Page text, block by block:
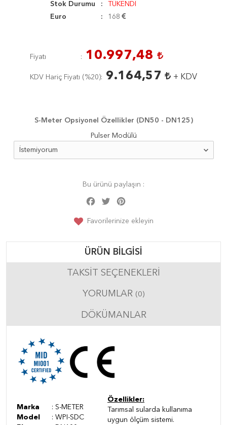
Stok Durumu
TÜKENDİ
Euro
168
Fiyatı 10.997,48
KDV Hariç Fiyatı ( %20 ) 9.164,57 + KDV
S-Meter Opsiyonel Özellikler (DN50 - DN125)
Pulser Modülü
Bu ürünü paylaşın :
Facebook
Twitter
Favorilerinize ekleyin
ÜRÜN BILGISI
TAKSIT SEÇENEKLERI
YORUMLAR (0)
DÖKÜMANLAR
Marka
: S-METER
Model
: WPI-SDC
Özellikler:
Tarımsal sularda kullanıma
uygun ölçüm sistemi.